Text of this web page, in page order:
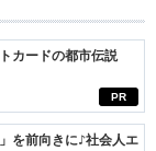
PR
カードの都市伝説
を前向きに♪社会人エ